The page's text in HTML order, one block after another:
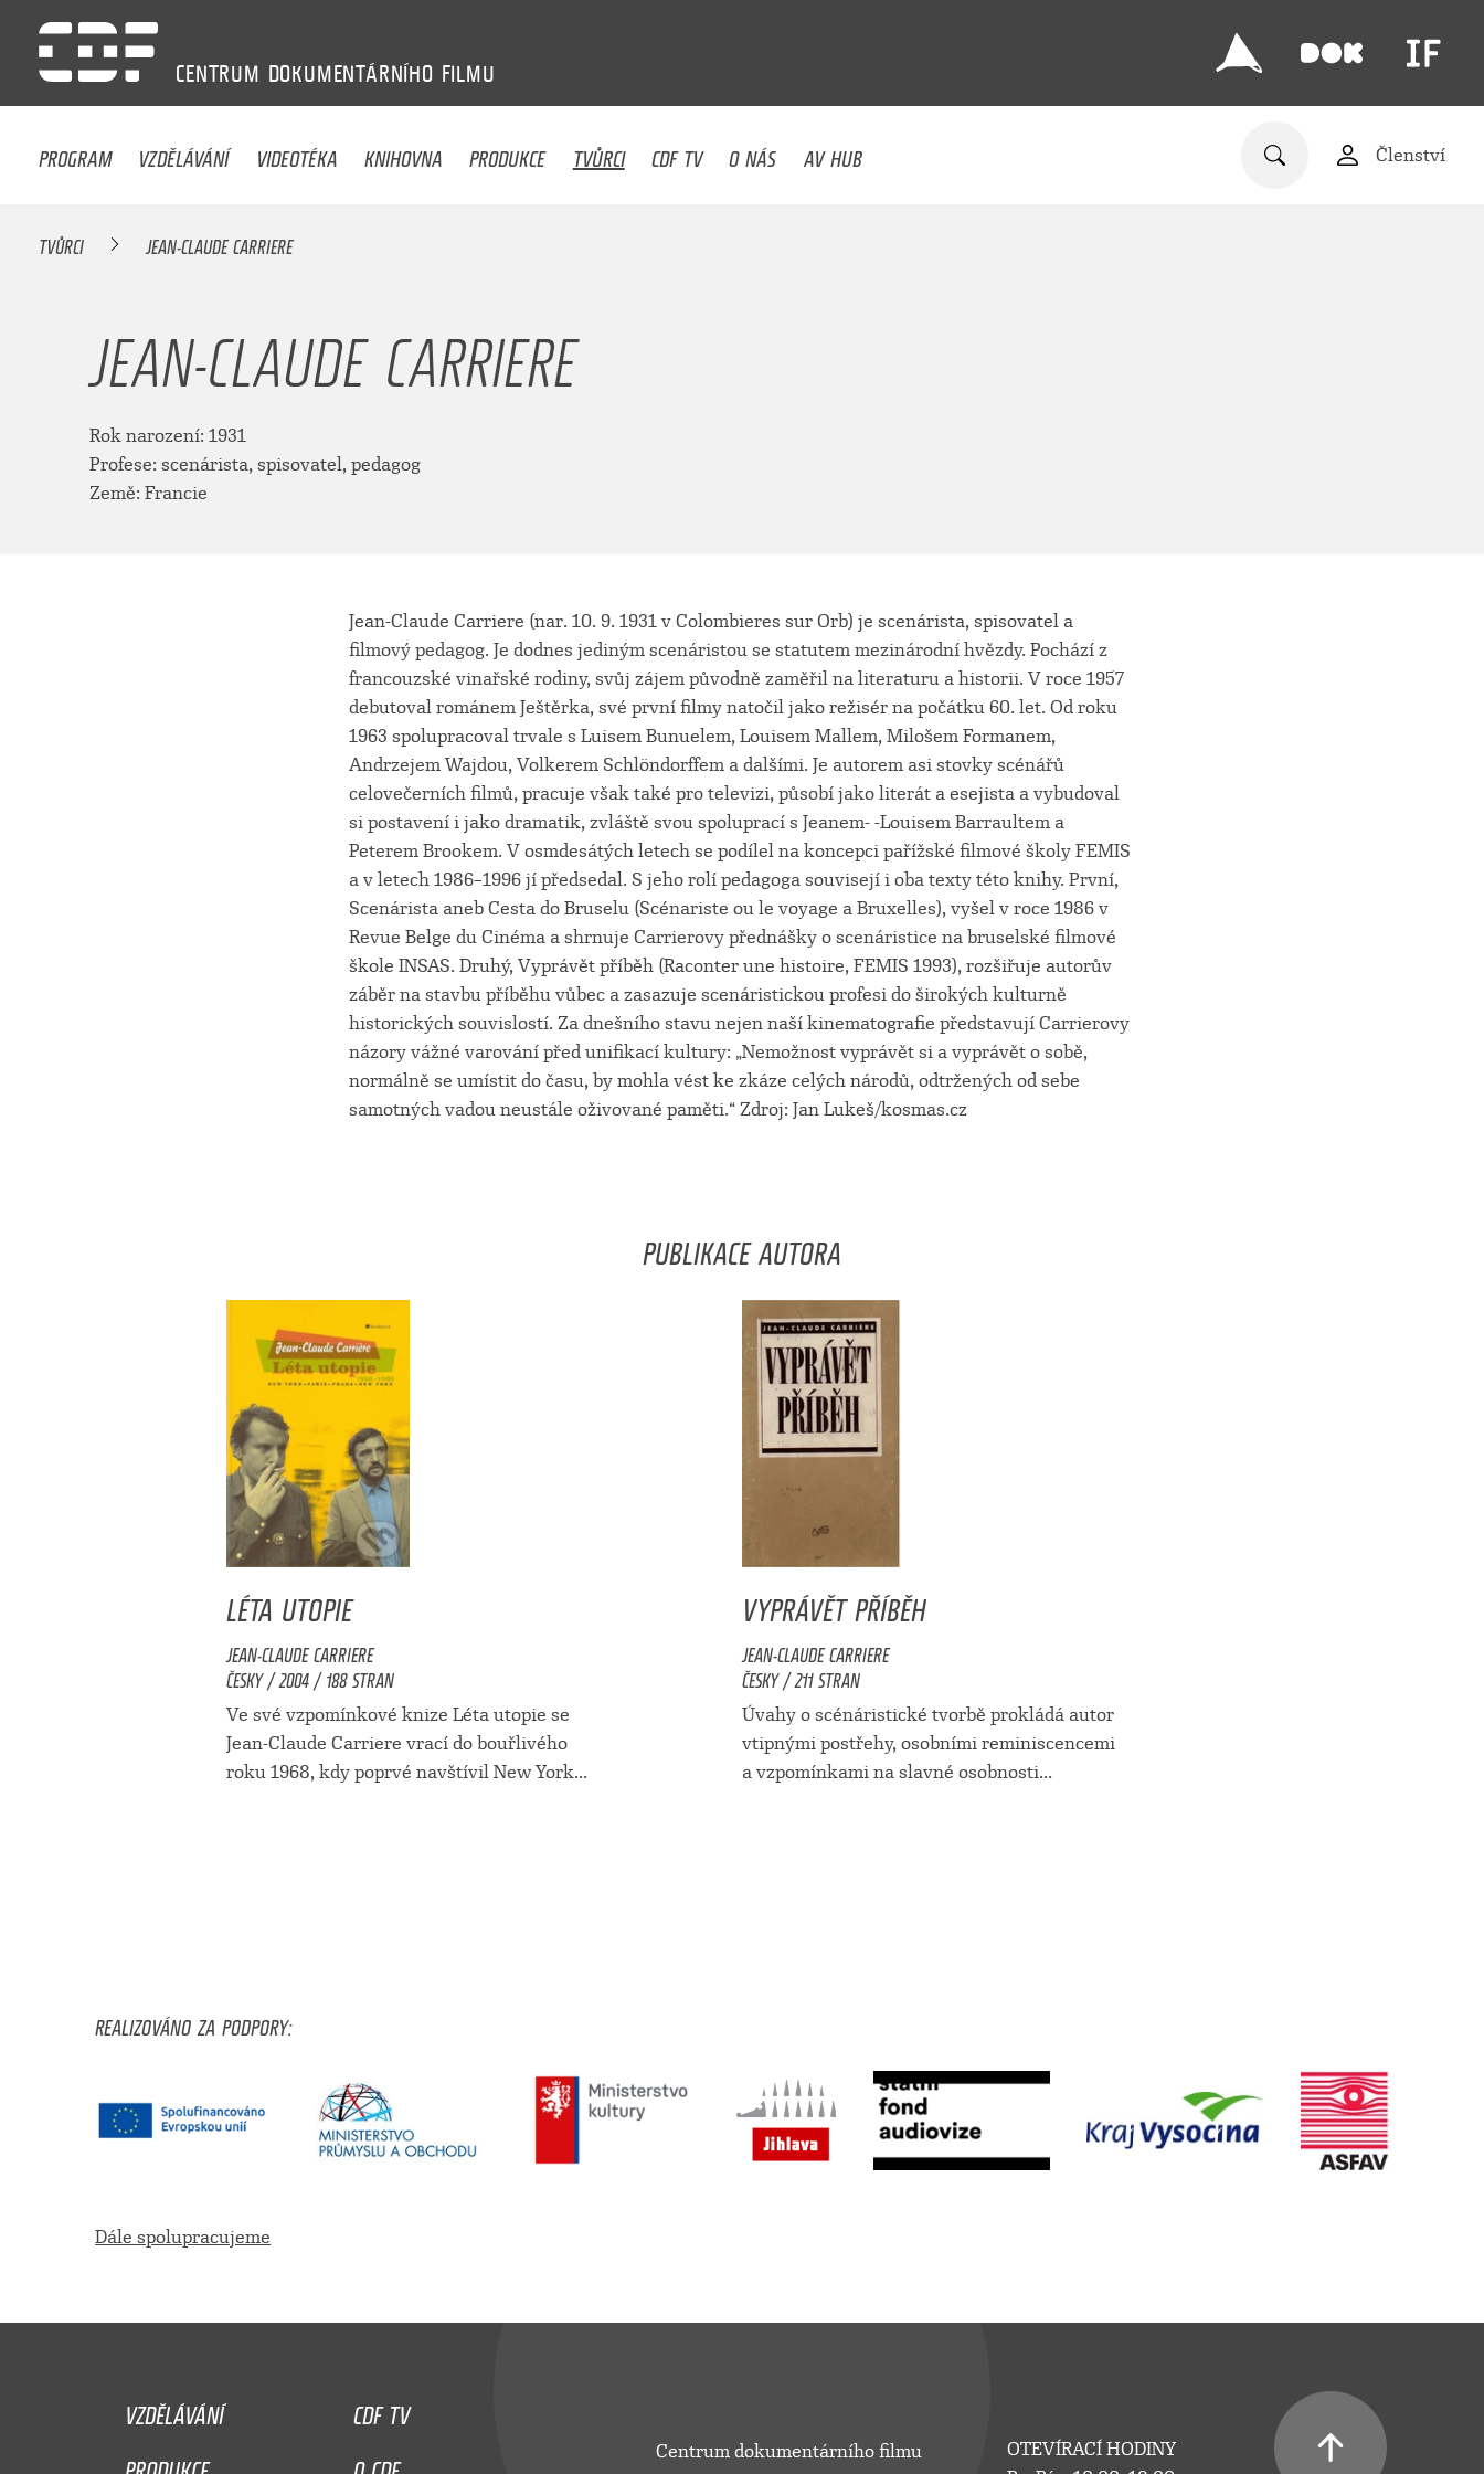
CENTRUM DOKUMENTÁRNÍHO FILMU
PROGRAM VZDĚLÁVÁNÍ VIDEOTÉKA KNIHOVNA PRODUKCE TVŮRCI CDF TV O NÁS AV HUB Členství
TVŮRCI JEAN-CLAUDE CARRIERE
JEAN-CLAUDE CARRIERE
Rok narození: 1931
Profese: scenárista, spisovatel, pedagog
Země: Francie
Jean-Claude Carriere (nar. 10. 9. 1931 v Colombieres sur Orb) je scenárista, spisovatel a
filmový pedagog. Je dodnes jediným scenáristou se statutem mezinárodní hvězdy. Pochází z
francouzské vinařské rodiny, svůj zájem původně zaměřil na literaturu a historii. V roce 1957
debutoval románem Ještěrka, své první filmy natočil jako režisér na počátku 60. let. Od roku
1963 spolupracoval trvale s Luisem Bunuelem, Louisem Mallem, Milošem Formanem,
Andrzejem Wajdou, Volkerem Schlöndorffem a dalšími. Je autorem asi stovky scénářů
celovečerních filmů, pracuje však také pro televizi, působí jako literát a esejista a vybudoval
si postavení i jako dramatik, zvláště svou spoluprací s Jeanem- -Louisem Barraultem a
Peterem Brookem. V osmdesátých letech se podílel na koncepci pařížské filmové školy FEMIS
a v letech 1986–1996 jí předsedal. S jeho rolí pedagoga souvisejí i oba texty této knihy. První,
Scenárista aneb Cesta do Bruselu (Scénariste ou le voyage a Bruxelles), vyšel v roce 1986 v
Revue Belge du Cinéma a shrnuje Carrierovy přednášky o scenáristice na bruselské filmové
škole INSAS. Druhý, Vyprávět příběh (Raconter une histoire, FEMIS 1993), rozšiřuje autorův
záběr na stavbu příběhu vůbec a zasazuje scenáristickou profesi do širokých kulturně
historických souvislostí. Za dnešního stavu nejen naší kinematografie představují Carrierovy
názory vážné varování před unifikací kultury: „Nemožnost vyprávět si a vyprávět o sobě,
normálně se umístit do času, by mohla vést ke zkáze celých národů, odtržených od sebe
samotných vadou neustále oživované paměti.“ Zdroj: Jan Lukeš/kosmas.cz
PUBLIKACE AUTORA
LÉTA UTOPIE
JEAN-CLAUDE CARRIERE
ČESKY / 2004 / 188 STRAN
Ve své vzpomínkové knize Léta utopie se
Jean-Claude Carriere vrací do bouřlivého
roku 1968, kdy poprvé navštívil New York...
VYPRÁVĚT PŘÍBĚH
JEAN-CLAUDE CARRIERE
ČESKY / 211 STRAN
Úvahy o scénáristické tvorbě prokládá autor
vtipnými postřehy, osobními reminiscencemi
a vzpomínkami na slavné osobnosti...
REALIZOVÁNO ZA PODPORY:
Dále spolupracujeme
VZDĚLÁVÁNÍ
CDF TV
Centrum dokumentárního filmu
OTEVÍRACÍ HODINY